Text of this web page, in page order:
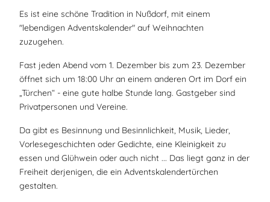
Es ist eine schöne Tradition in Nußdorf, mit einem
"lebendigen Adventskalender" auf Weihnachten
zuzugehen.
Fast jeden Abend vom 1. Dezember bis zum 23. Dezember
öffnet sich um 18:00 Uhr an einem anderen Ort im Dorf ein
„Türchen“ - eine gute halbe Stunde lang. Gastgeber sind
Privatpersonen und Vereine.
Da gibt es Besinnung und Besinnlichkeit, Musik, Lieder,
Vorlesegeschichten oder Gedichte, eine Kleinigkeit zu
essen und Glühwein oder auch nicht ... Das liegt ganz in der
Freiheit derjenigen, die ein Adventskalendertürchen
gestalten.